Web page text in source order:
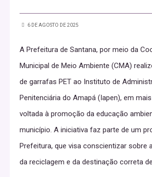
6 DE AGOSTO DE 2025
A Prefeitura de Santana, por meio da
Municipal de Meio Ambiente (CMA)
de garrafas PET ao Instituto de
Penitenciária do Amapá (Iapen), em
voltada à promoção da educação
município. A iniciativa faz parte de um
Prefeitura, que visa conscientizar sobre
da reciclagem e da destinação correta